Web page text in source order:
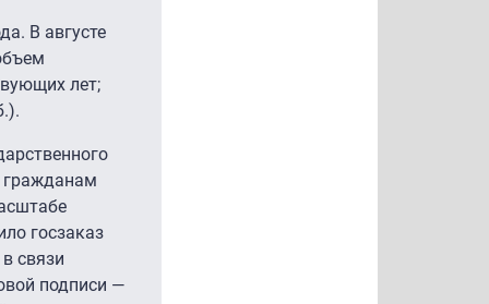
В августе
лет;
гражданам
госзаказ
связи
подписи —